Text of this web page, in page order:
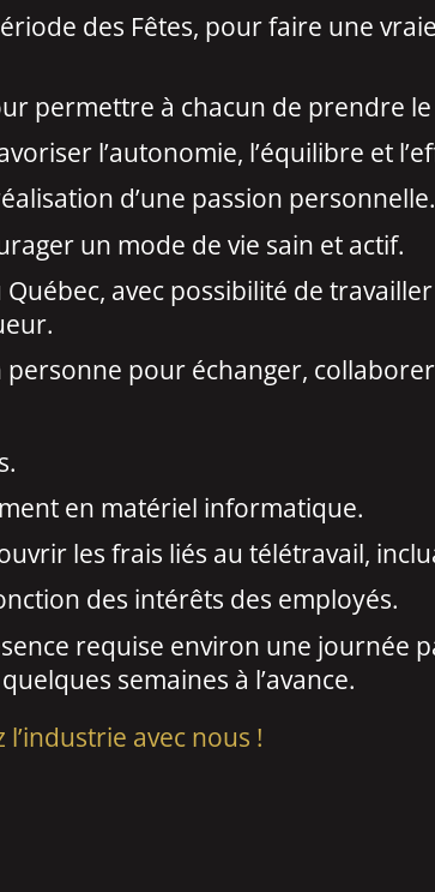
des Fêtes, pour faire une
permettre à chacun de prendre
l’autonomie, l’équilibre et
d’une passion personnelle.
un mode de vie sain et actif.
avec possibilité de
personne pour échanger,
en matériel informatique.
les frais liés au télétravail,
des intérêts des employés.
requise environ une journée
semaines à l’avance.
avec nous !